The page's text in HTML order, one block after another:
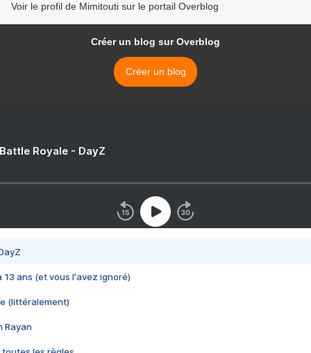
Voir le profil de Mimitouti sur le portail Overblog
Créer un blog sur Overblog
Créer un blog
Royale - DayZ
13 ans (et vous l'avez ignoré)
(littéralement)
Rayan